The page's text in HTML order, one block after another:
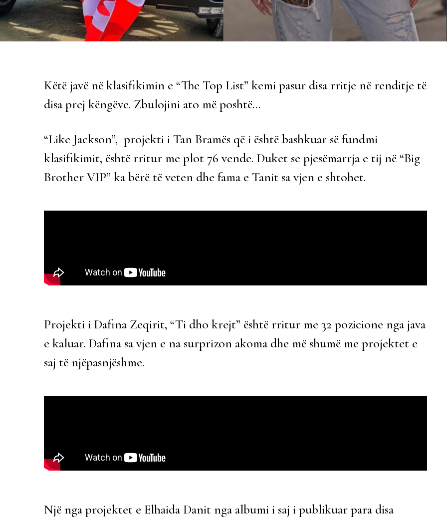
Këtë javë në klasifikimin e “The Top List” kemi pasur disa rritje në renditje të
disa prej këngëve. Zbulojini ato më poshtë…
“Like Jackson”, projekti i Tan Bramës që i është bashkuar së fundmi
klasifikimit, është rritur me plot 76 vende. Duket se pjesëmarrja e tij në “Big
Brother VIP” ka bërë të veten dhe fama e Tanit sa vjen e shtohet.
Projekti i Dafina Zeqirit, “Ti dho krejt” është rritur me 32 pozicione nga java
e kaluar. Dafina sa vjen e na surprizon akoma dhe më shumë me projektet e
saj të njëpasnjëshme.
Një nga projektet e Elhaida Danit nga albumi i saj i publikuar para disa